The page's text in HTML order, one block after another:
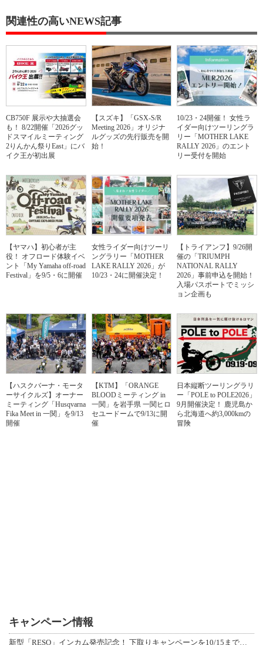
関連性の高いNEWS記事
CB750F 展示や大抽選会
も！ 8/22開催「2026グッ
ドスマイルミーティング
2りんかん祭りEast」にバ
イク王が初出展
【スズキ】「GSX-S/R
Meeting 2026」オリジナ
ルグッズの先行販売を開
始！
10/23・24開催！ 女性ラ
イダー向けツーリングラ
リー「MOTHER LAKE
RALLY 2026」のエント
リー受付を開始
【ヤマハ】初心者が主
役！ オフロード体験イベ
ント「My Yamaha off-road
Festival」を9/5・6に開催
女性ライダー向けツーリ
ングラリー「MOTHER
LAKE RALLY 2026」が
10/23・24に開催決定！
【トライアンフ】9/26開
催の「TRIUMPH
NATIONAL RALLY
2026」事前申込を開始！
入場パスポートでミッシ
ョン企画も
【ハスクバーナ・モータ
ーサイクルズ】オーナー
ミーティング「Husqvarna
Fika Meet in 一関」を9/13
開催
【KTM】「ORANGE
BLOODミーティング in
一関」を岩手県 一関ヒロ
セユードームで9/13に開
催
日本縦断ツーリングラリ
ー「POLE to POLE2026」
9月開催決定！ 鹿児島か
ら北海道へ約3,000kmの
冒険
キャンペーン情報
新型「RESO」インカム発売記念！ 下取りキャンペーンを10/15まで延長して開